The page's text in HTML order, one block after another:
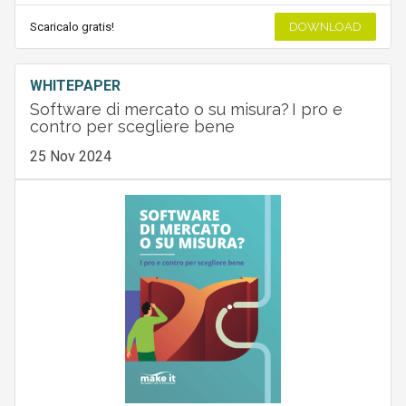
Scaricalo gratis! DOWNLOAD
WHITEPAPER
Software di mercato o su misura? I pro e
contro per scegliere bene
25 Nov 2024